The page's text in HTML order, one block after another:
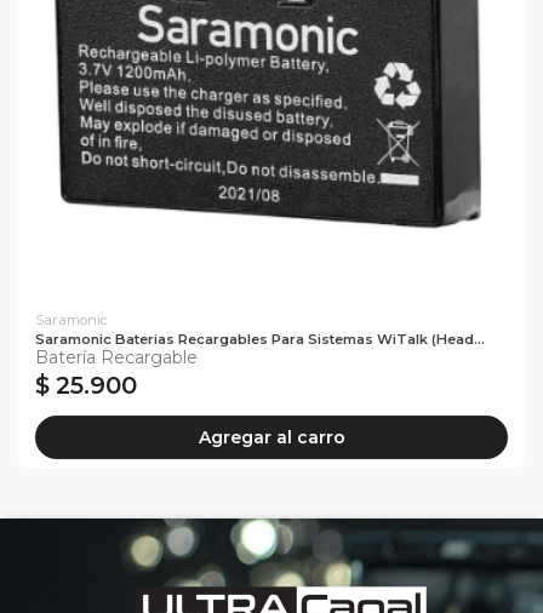
Saramonic
Saramonic Baterias Recargables Para Sistemas WiTalk (Head...
Batería Recargable
$ 25.900
Agregar al carro